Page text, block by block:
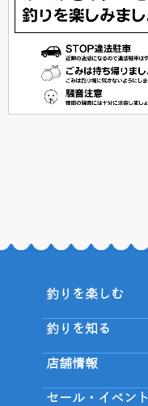
釣りを楽しむ
釣りを知る
店舗情報
セール・イベント